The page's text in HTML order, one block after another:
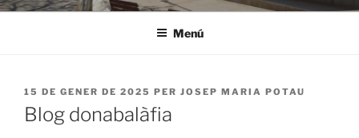
Menú
PUBLICAT
A
15 DE GENER DE 2025 PER JOSEP MARIA POTAU
Blog donabalàfia